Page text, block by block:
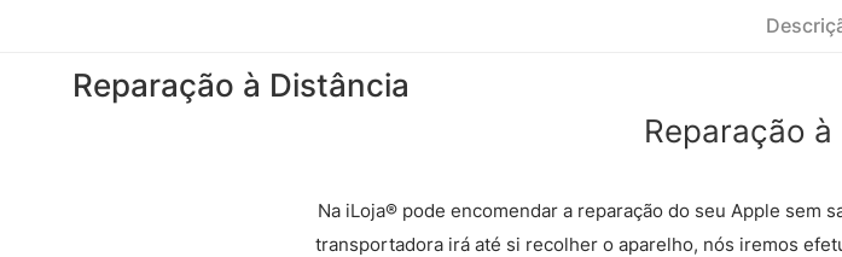
Reparação à Distância
Reparação
Na iLoja® pode encomendar a reparação do seu Apple sem
transportadora irá até si recolher o aparelho, nós iremos